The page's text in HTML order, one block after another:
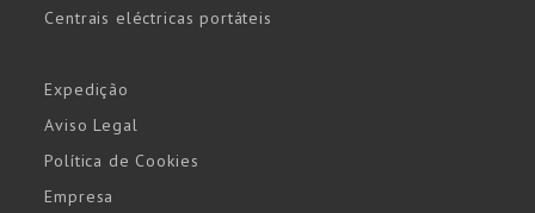
Centrais eléctricas portáteis
Expedição
Aviso Legal
Política de Cookies
Empresa